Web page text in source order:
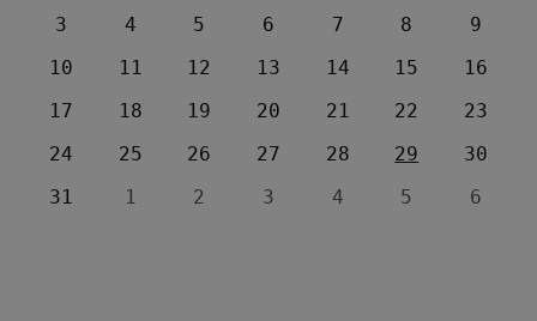
3
4 5 6 7 8
9
10
11 12 13 14 15
16
17
18 19 20 21 22
23
24
25 26 27 28 29
30
31
1 2 3 4 5 6